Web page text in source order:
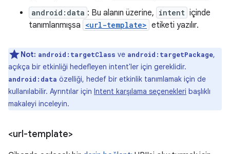
android:data : Bu alanın üzerine, intent içinde
tanımlanmışsa <url-template> etiketi yazılır.
Not: android:targetClass ve android:targetPackage,
açıkça bir etkinliği hedefleyen intent'ler için gereklidir.
android:data özelliği, hedef bir etkinlik tanımlamak için de
kullanılabilir. Ayrıntılar için Intent karşılama seçenekleri başlıklı
makaleyi inceleyin.
<url-template>